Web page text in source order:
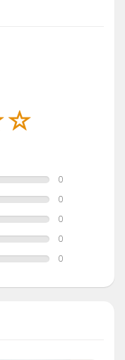
0
0
0
0
0